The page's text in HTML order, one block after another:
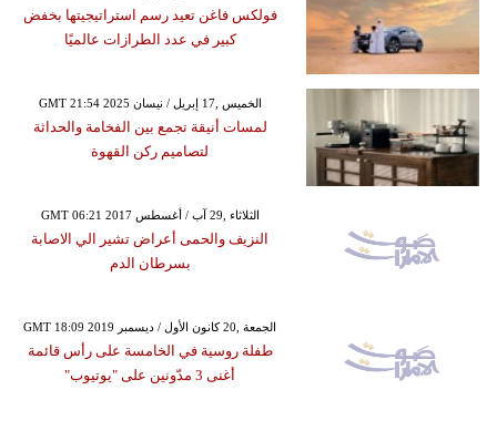
فولكس فاغن تعيد رسم استراتيجيتها بخفض
كبير في عدد الطرازات عالميًا
GMT 21:54 2025 الخميس ,17 إبريل / نيسان
لمسات أنيقة تجمع بين الفخامة والحداثة
لتصاميم ركن القهوة
GMT 06:21 2017 الثلاثاء ,29 آب / أغسطس
النزيف والحمى أعراض تشير الي الاصابة
بسرطان الدم
GMT 18:09 2019 الجمعة ,20 كانون الأول / ديسمبر
طفلة روسية في الخامسة على رأس قائمة
أغنى 3 مدّونين على "يوتيوب"